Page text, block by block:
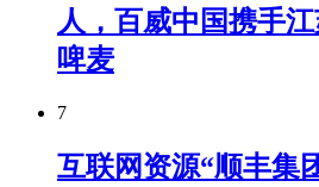
人，百威中国携手
啤麦
7
互联网资源“顺丰集